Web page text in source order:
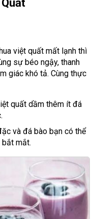
việt quất mất lạnh thì
sự béo ngậy, thanh
giác khó tả. Cùng thực
quất dầm thêm ít đá
và đá bào bạn có thể
mắt.